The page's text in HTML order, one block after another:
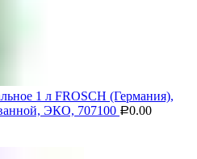
1 л FROSCH (Германия),
ЭКО, 707100 Р0.00